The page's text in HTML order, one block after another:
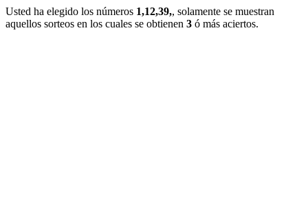
Usted ha elegido los números 1,12,39,, solamente se muestran
aquellos sorteos en los cuales se obtienen 3 ó más aciertos.